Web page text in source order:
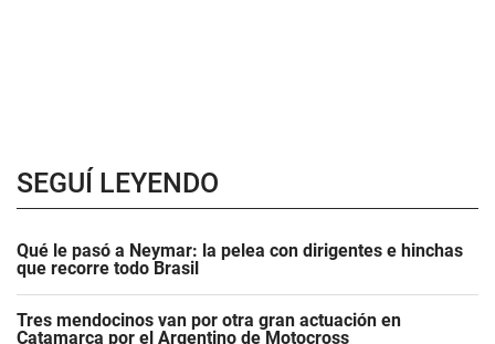
SEGUÍ LEYENDO
Qué le pasó a Neymar: la pelea con dirigentes e hinchas
que recorre todo Brasil
Tres mendocinos van por otra gran actuación en
Catamarca por el Argentino de Motocross